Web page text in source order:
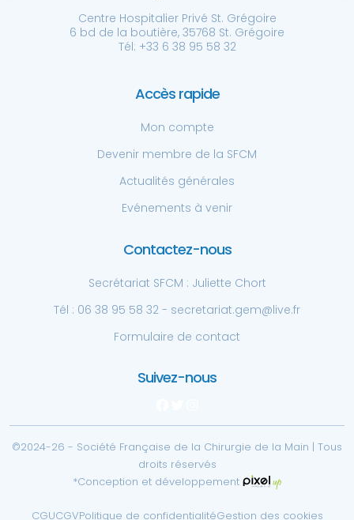
Centre Hospitalier Privé St. Grégoire
6 bd de la boutière, 35768 St. Grégoire
Tél: +33 6 38 95 58 32
Accès rapide
Mon compte
Devenir membre de la SFCM
Actualités générales
Evénements à venir
Contactez-nous
Secrétariat SFCM : Juliette Chort
Tél : 06 38 95 58 32 - secretariat.gem@live.fr
Formulaire de contact
Suivez-nous
©2024-26 - Société Française de la Chirurgie de la Main | Tous
droits réservés
*Conception et développement
CGUCGVPolitique de confidentialitéGestion des cookies